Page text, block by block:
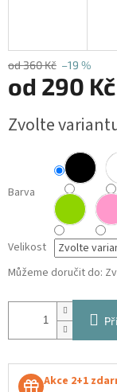
od 360 Kč –19 %
od 290 Kč
cena:
Zvolte
Barva
Velikost
Můžeme doručit do:
Akce 2+1